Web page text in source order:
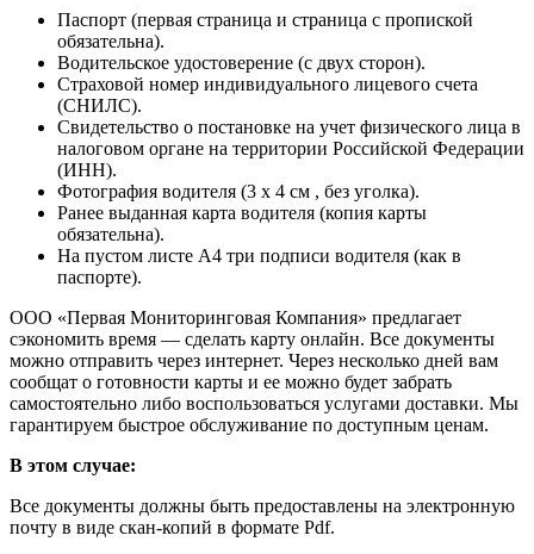
Паспорт (первая страница и страница с пропиской
обязательна).
Водительское удостоверение (с двух сторон).
Страховой номер индивидуального лицевого счета
(СНИЛС).
Свидетельство о постановке на учет физического лица в
налоговом органе на территории Российской Федерации
(ИНН).
Фотография водителя (3 х 4 см , без уголка).
Ранее выданная карта водителя (копия карты
обязательна).
На пустом листе А4 три подписи водителя (как в
паспорте).
ООО «Первая Мониторинговая Компания» предлагает
сэкономить время — сделать карту онлайн. Все документы
можно отправить через интернет. Через несколько дней вам
сообщат о готовности карты и ее можно будет забрать
самостоятельно либо воспользоваться услугами доставки. Мы
гарантируем быстрое обслуживание по доступным ценам.
В этом случае:
Все документы должны быть предоставлены на электронную
почту в виде скан-копий в формате Pdf.